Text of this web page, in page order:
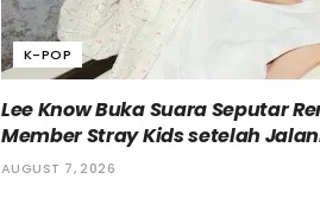
K-POP
Lee Know Buka Suara Seputar
Member Stray Kids setelah
AUGUST 7, 2026